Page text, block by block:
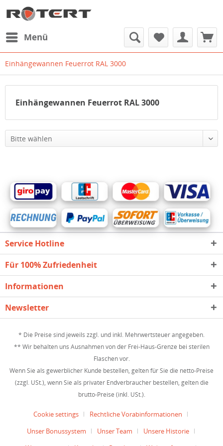
Menü
Einhängewannen Feuerrot RAL 3000
Einhängewannen Feuerrot RAL 3000
Service Hotline
Für 100% Zufriedenheit
Informationen
Newsletter
* Die Preise sind jeweils zzgl. und inkl. Mehrwertsteuer angegeben.
** Wir behalten uns Ausnahmen von der Frei-Haus-Grenze bei sterilen
Flaschen vor.
Wenn Sie als gewerblicher Kunde bestellen, gelten für Sie die netto-Preise
(zzgl. USt.), wenn Sie als privater Endverbraucher bestellen, gelten die
brutto-Preise (inkl. USt.).
Cookie settings
Rechtliche Vorabinformationen
Unser Bonussystem
Unser Team
Unsere Historie